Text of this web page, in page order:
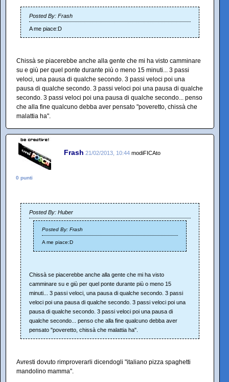
Posted By: Frash
A me piace:D
Chissà se piacerebbe anche alla gente che mi ha visto camminare
su e giù per quel ponte durante più o meno 15 minuti... 3 passi
veloci, una pausa di qualche secondo. 3 passi veloci poi una
pausa di qualche secondo. 3 passi veloci poi una pausa di qualche
secondo. 3 passi veloci poi una pausa di qualche secondo... penso
che alla fine qualcuno debba aver pensato "poveretto, chissà che
malattia ha".
Frash 21/02/2013, 10:44 modiFICAto
0 punti
Posted By: Huber
Posted By: Frash
A me piace:D
Chissà se piacerebbe anche alla gente che mi ha visto
camminare su e giù per quel ponte durante più o meno 15
minuti... 3 passi veloci, una pausa di qualche secondo. 3 passi
veloci poi una pausa di qualche secondo. 3 passi veloci poi una
pausa di qualche secondo. 3 passi veloci poi una pausa di
qualche secondo... penso che alla fine qualcuno debba aver
pensato "poveretto, chissà che malattia ha".
Avresti dovuto rimproverarli dicendogli "italiano pizza spaghetti
mandolino mamma".